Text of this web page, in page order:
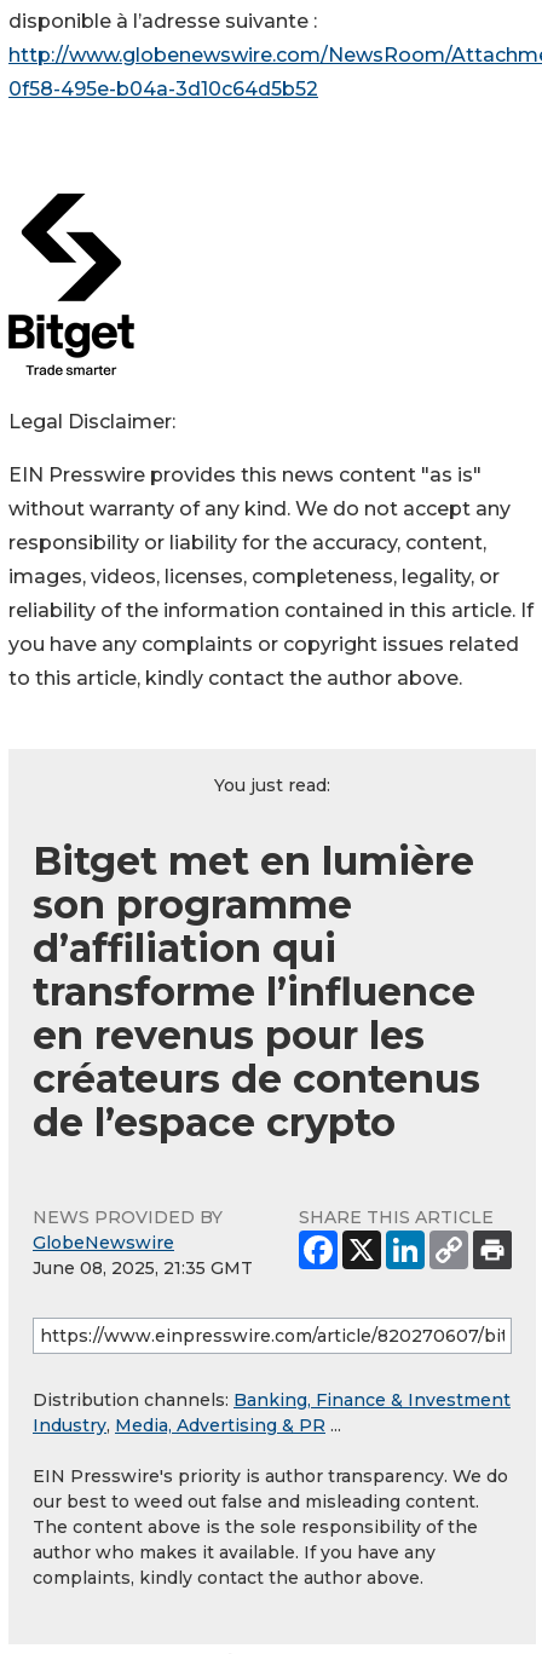
disponible à l’adresse suivante :
http://www.globenewswire.com/NewsRoom/
0f58-495e-b04a-3d10c64d5b52
Legal Disclaimer:
EIN Presswire provides this news content "as is"
without warranty of any kind. We do not accept any
responsibility or liability for the accuracy, content,
images, videos, licenses, completeness, legality, or
reliability of the information contained in this article. If
you have any complaints or copyright issues related
to this article, kindly contact the author above.
You just read:
Bitget met en lumière
son programme
d’affiliation qui
transforme l’influence
en revenus pour les
créateurs de contenus
de l’espace crypto
NEWS PROVIDED BY
GlobeNewswire
June 08, 2025, 21:35 GMT
SHARE THIS ARTICLE
Distribution channels: Banking, Finance & Investment
Industry, Media, Advertising & PR ...
EIN Presswire's priority is author transparency. We do
our best to weed out false and misleading content.
The content above is the sole responsibility of the
author who makes it available. If you have any
complaints, kindly contact the author above.